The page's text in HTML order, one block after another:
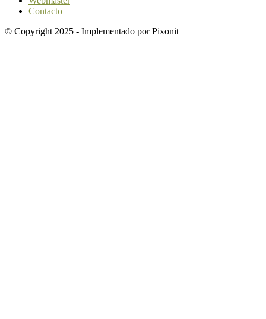
Contacto
© Copyright 2025 - Implementado por Pixonit